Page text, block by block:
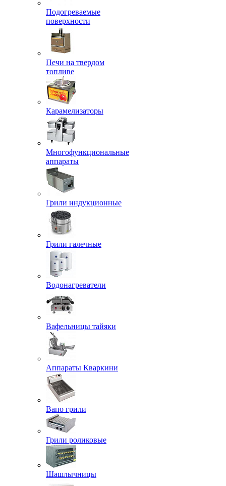
Подогреваемые
поверхности
Печи на твердом
топливе
Карамелизаторы
Многофункциональные
аппараты
Грили индукционные
Грили галечные
Водонагреватели
Вафельницы тайяки
Аппараты Кваркини
Вапо грили
Грили роликовые
Шашлычницы